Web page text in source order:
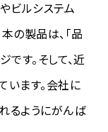
ビルシステム
の製品は、「品
です。そして、近
います。会社に
るようにがんば